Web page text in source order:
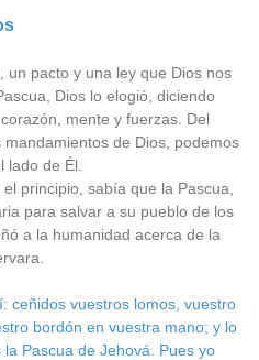
un pacto y una ley que Dios nos
Dios lo elogió, diciendo
mente y fuerzas. Del
de Dios, podemos
lado de Él.
principio, sabía que la Pascua,
para salvar a su pueblo de los
a la humanidad acerca de la
ceñidos vuestros lomos, vuestro
bordón en vuestra mano; y lo
Pascua de Jehová. Pues yo